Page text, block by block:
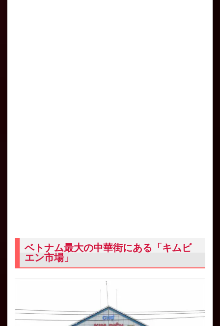
ベトナム最大の中華街にある「キムビ
エン市場」